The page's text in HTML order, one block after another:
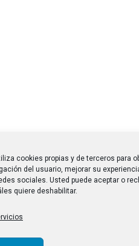
cookies propias y de terceros para
del usuario, mejorar su
sociales. Usted puede aceptar o
quiere deshabilitar.